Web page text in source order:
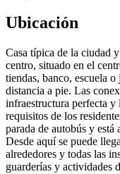
Ubicación
Casa típica de la ciudad
centro, situado en el
tiendas, banco, escuela
distancia a pie. Las
infraestructura perfecta
requisitos de los
parada de autobús y está
Desde aquí se puede
alrededores y todas las
guarderías y actividades